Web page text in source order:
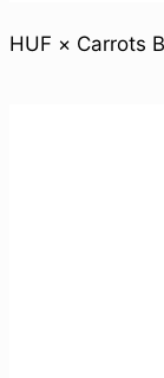
HUF × Carrots